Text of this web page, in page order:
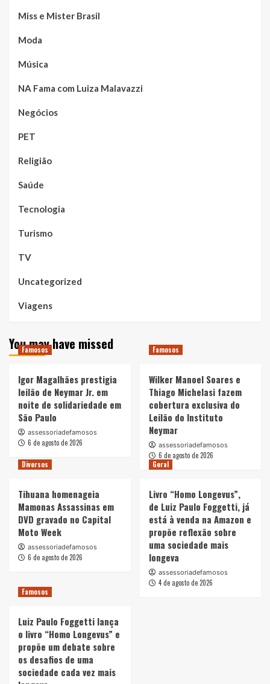
Miss e Mister Brasil
Moda
Música
NA Fama com Luiza Malavazzi
Negócios
PET
Religião
Saúde
Tecnologia
Turismo
TV
Uncategorized
Viagens
You may have missed
Famosos
Igor Magalhães prestigia
leilão de Neymar Jr. em
noite de solidariedade em
São Paulo
assessoriadefamosos
6 de agosto de 2026
Famosos
Wilker Manoel Soares e
Thiago Michelasi fazem
cobertura exclusiva do
Leilão do Instituto
Neymar
assessoriadefamosos
6 de agosto de 2026
Diversos
Tihuana homenageia
Mamonas Assassinas em
DVD gravado no Capital
Moto Week
assessoriadefamosos
6 de agosto de 2026
Geral
Livro “Homo Longevus”,
de Luiz Paulo Foggetti, já
está à venda na Amazon e
propõe reflexão sobre
uma sociedade mais
longeva
assessoriadefamosos
4 de agosto de 2026
Famosos
Luiz Paulo Foggetti lança
o livro “Homo Longevus” e
propõe um debate sobre
os desafios de uma
sociedade cada vez mais